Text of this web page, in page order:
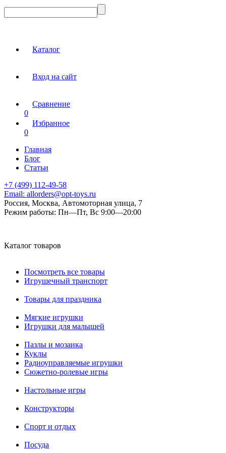
Каталог
Вход на сайт
Сравнение
0
Избранное
0
Главная
Блог
Статьи
+7 (499) 112-49-58
Email: allorders@opt-toys.ru
Россия, Москва, Автомоторная улица, 7
Режим работы: Пн—Пт, Вс 9:00—20:00
Каталог товаров
Посмотреть все товары
Игрушечный транспорт
Товары для праздника
Мягкие игрушки
Игрушки для малышей
Пазлы и мозаика
Куклы
Радиоуправляемые игрушки
Сюжетно-ролевые игры
Настольные игры
Конструкторы
Спорт и отдых
Посуда